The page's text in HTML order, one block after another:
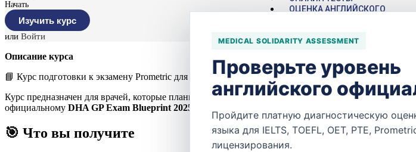
MEDICAL SOLIDARITY ASSESSMENT
Проверьте уровень
английского
Пройдите платную диагностическую
языка для IELTS, TOEFL, OET, PTE,
лицензирования.
ОЦЕНКА АНГЛИЙСКОГО
ACT®
ПОЛЕЗНОЕ
БАЗА ЗНАНИЙ
БАЗА УЧРЕЖДЕНИЙ
Начать
или Войти
Описание курса
📘 Курс подготовки к экзамену Prometric для врачей общей практики (GP)
Курс предназначен для врачей, которые планируют пройти международную сертификацию
официальному DHA GP Exam Blueprint 2025
🎯 Что вы получите